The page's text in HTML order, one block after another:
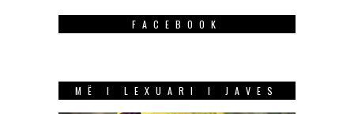
FACEBOOK
MË I LEXUARI I JAVES